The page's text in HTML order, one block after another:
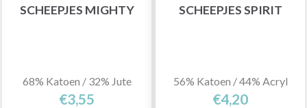
SCHEEPJES MIGHTY
68% Katoen / 32% Jute
€3,55
SCHEEPJES SPIRIT
56% Katoen / 44% Acryl
€4,20